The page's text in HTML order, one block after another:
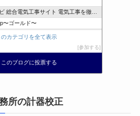
総合電気工事サイト 電気工事を徹底解説
〜ゴールド〜
コン取付 鹿児島 | 鹿児島のエアコン工事
合格させてあげる|理論攻略講座
のカテゴリを全て表示
参加する
このブログに投票する
所の計器校正